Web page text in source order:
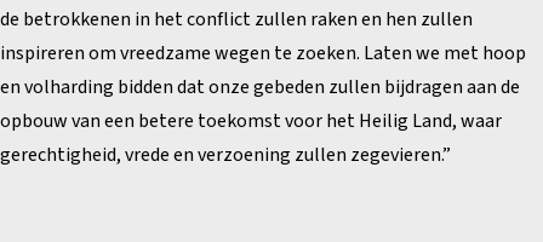
de betrokkenen in het conflict zullen raken en hen zullen
inspireren om vreedzame wegen te zoeken. Laten we met hoop
en volharding bidden dat onze gebeden zullen bijdragen aan de
opbouw van een betere toekomst voor het Heilig Land, waar
gerechtigheid, vrede en verzoening zullen zegevieren.”